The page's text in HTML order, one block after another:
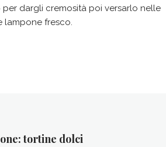
per dargli cremosità poi versarlo nelle
fresco.
tortine dolci